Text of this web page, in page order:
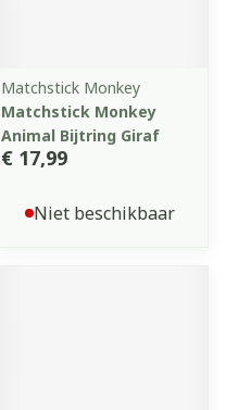
Matchstick Monkey
Matchstick Monkey
Animal Bijtring Giraf
€ 17,99
Niet beschikbaar